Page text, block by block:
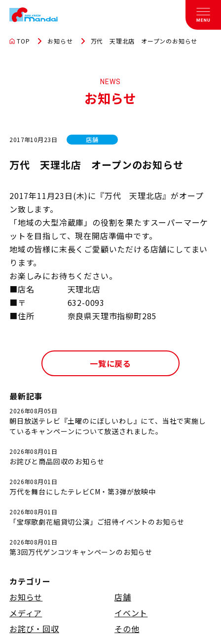
TOP お知らせ 万代 天理北店 オープンのお知らせ
NEWS
お知らせ
2017年10月23日 店舗
万代 天理北店 オープンのお知らせ
2017年11月23日(木)に『万代 天理北店』がオープ
ン致します。
「地域の大型冷蔵庫」の役割を果たすスーパーマーケ
ットを目指して、現在開店準備中です。
地域の皆様に末長くご愛顧いただける店舗にしてまい
ります。
お楽しみにお待ちください。
■店名 天理北店
■〒 632-0093
■住所 奈良県天理市指柳町285
一覧に戻る
最新記事
2026年08月05日
朝日放送テレビ『土曜のにぼしいわし』にて、当社で実施し
ているキャンペーンについて放送されました。
2026年08月01日
お詫びと商品回収のお知らせ
2026年08月01日
万代を舞台にしたテレビCM・第3弾が放映中
2026年08月01日
「宝塚歌劇花組貸切公演」ご招待イベントのお知らせ
2026年08月01日
第3回万代ゲンコツキャンペーンのお知らせ
カテゴリー
お知らせ
店舗
メディア
イベント
お詫び・回収
その他